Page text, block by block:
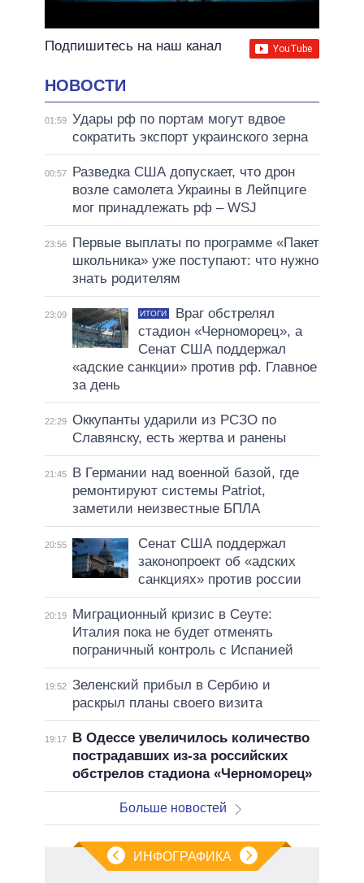
Подпишитесь на наш канал
НОВОСТИ
01:59 Удары рф по портам могут вдвое
сократить экспорт украинского зерна
00:57
Разведка США допускает, что дрон
возле самолета Украины в Лейпциге
мог принадлежать рф – WSJ
23:56
Первые выплаты по программе «Пакет
школьника» уже поступают: что нужно
знать родителям
23:09 ИТОГИ
Враг обстрелял
стадион «Черноморец», а
Сенат США поддержал
«адские санкции» против рф. Главное
за день
22:29 Оккупанты ударили из РСЗО по
Славянску, есть жертва и ранены
21:45
В Германии над военной базой, где
ремонтируют системы Patriot,
заметили неизвестные БПЛА
20:55
Сенат США поддержал
законопроект об «адских
санкциях» против россии
20:19
Миграционный кризис в Сеуте:
Италия пока не будет отменять
пограничный контроль с Испанией
19:52 Зеленский прибыл в Сербию и
раскрыл планы своего визита
19:17
В Одессе увеличилось количество
пострадавших из-за российских
обстрелов стадиона «Черноморец»
Больше новостей
ИНФОГРАФИКА